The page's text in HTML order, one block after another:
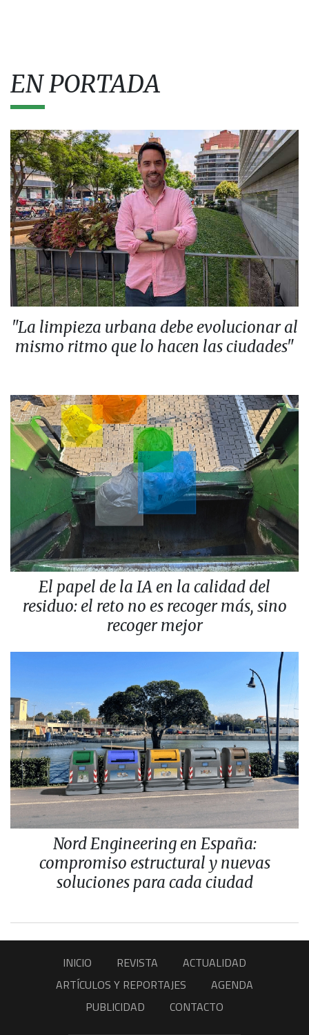
EN PORTADA
"La limpieza urbana debe evolucionar al
mismo ritmo que lo hacen las ciudades"
El papel de la IA en la calidad del
residuo: el reto no es recoger más, sino
recoger mejor
Nord Engineering en España:
compromiso estructural y nuevas
soluciones para cada ciudad
INICIO REVISTA
ACTUALIDAD
ARTÍCULOS Y REPORTAJES
AGENDA
PUBLICIDAD
CONTACTO